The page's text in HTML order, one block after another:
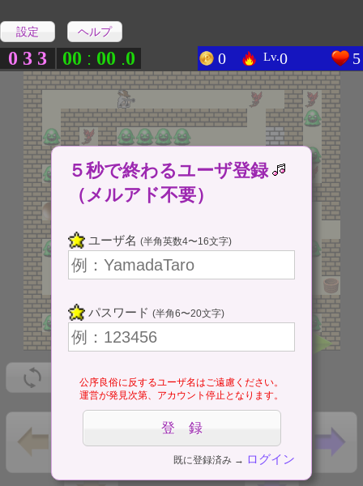
設定 ヘルプ
0 3 3 00 : 00 .0 0 Lv.0 5
５秒で終わるユーザ登録
（メルアド不要）
ユーザ名 (半角英数4〜16文字)
パスワード (半角6〜20文字)
公序良俗に反するユーザ名はご遠慮ください。
運営が発見次第、アカウント停止となります。
既に登録済み → ログイン